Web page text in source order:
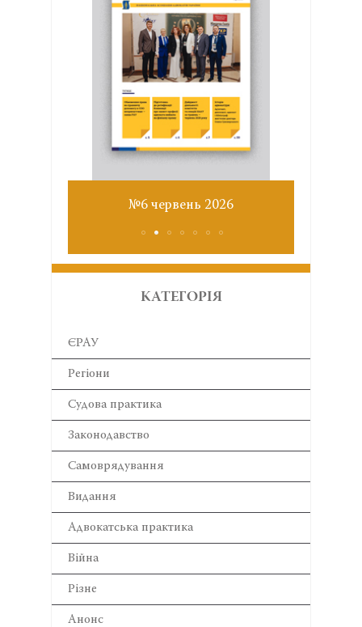
№6 червень 2026
КАТЕГОРІЯ
ЄРАУ
Регіони
Cудова практика
Законодавство
Самоврядування
Видання
Адвокатська практика
Війна
Різне
Анонс